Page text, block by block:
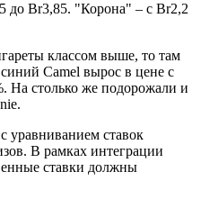
до Br3,85. "Корона" – с Br2,2
классом выше, то там
Camel вырос в цене с
На столько же подорожали и
уравниванием ставок
В рамках интеграции
ставки должны